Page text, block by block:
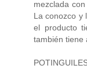
mezclada
La conozco y
el producto
también tiene